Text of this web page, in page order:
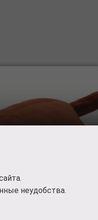
неудобства.